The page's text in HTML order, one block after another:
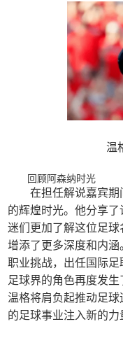
温
回顾阿森纳时光
在担任解说嘉宾期
的辉煌时光。他分享
迷们更加了解这位足
增添了更多深度和内
职业挑战，出任国际
足球界的角色再度发生
温格将肩负起推动足
的足球事业注入新的力